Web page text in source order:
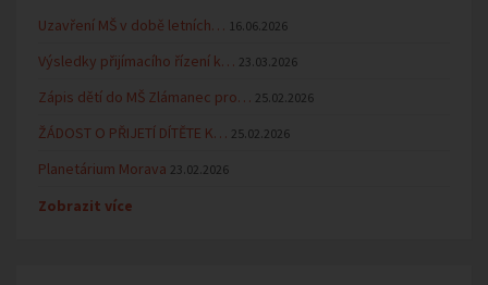
Uzavření MŠ v době letních… 16.06.2026
Výsledky přijímacího řízení k… 23.03.2026
Zápis dětí do MŠ Zlámanec pro… 25.02.2026
ŽÁDOST O PŘIJETÍ DÍTĚTE K… 25.02.2026
Planetárium Morava 23.02.2026
Zobrazit více